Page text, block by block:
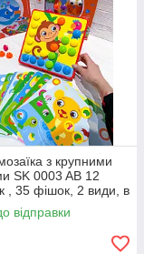
з крупними
SK 0003 AB 12
, 35 фішок, 2 види, в
26-26-5см
відправки